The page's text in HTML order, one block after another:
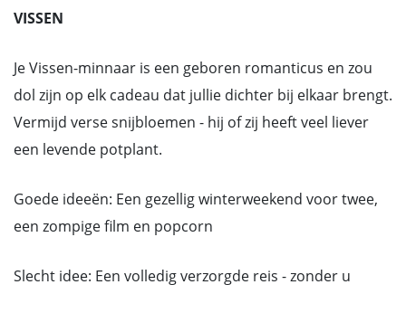
VISSEN
Je Vissen-minnaar is een geboren romanticus en zou
dol zijn op elk cadeau dat jullie dichter bij elkaar brengt.
Vermijd verse snijbloemen - hij of zij heeft veel liever
een levende potplant.
Goede ideeën: Een gezellig winterweekend voor twee,
een zompige film en popcorn
Slecht idee: Een volledig verzorgde reis - zonder u